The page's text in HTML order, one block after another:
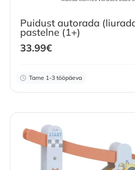
Puidust autorada
pastelne (1+)
33.99€
Tarne 1-3 tööpäeva